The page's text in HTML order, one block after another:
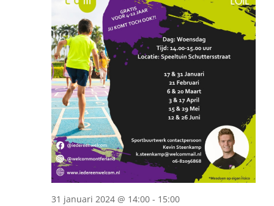
31 januari 2024 @ 14:00 - 15:00